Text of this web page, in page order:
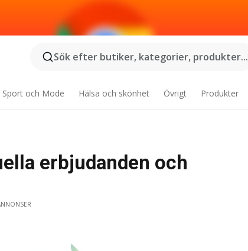
Sök efter butiker, kategorier, produkter...
Sport och Mode Hälsa och skönhet Övrigt Produkter
erbjudanden och